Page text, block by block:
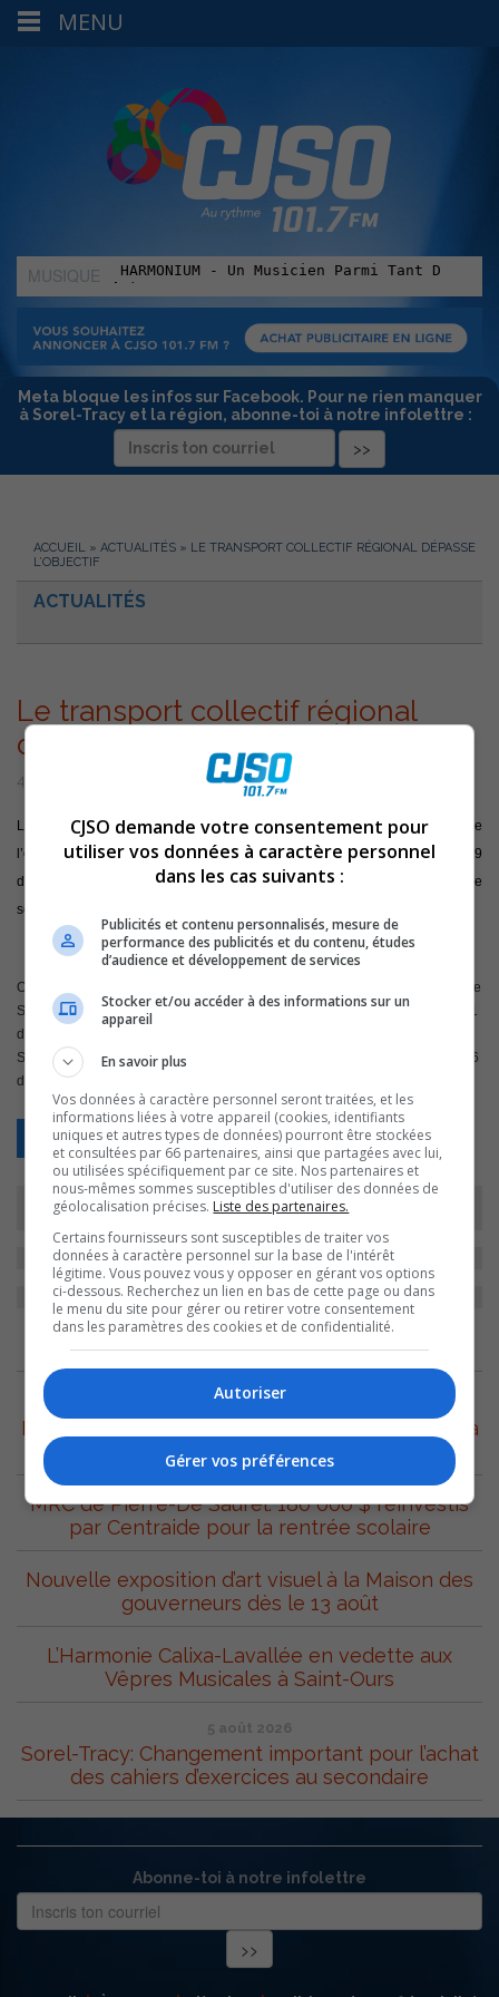
MUSIQUE
:
Meta bloque les infos sur Facebook. Pour ne rien manquer
à Sorel-Tracy et la région, abonne-toi à notre infolettre :
ACCUEIL » ACTUALITÉS » LE TRANSPORT COLLECTIF RÉGIONAL DÉPASSE
L’OBJECTIF
ACTUALITÉS
Le transport collectif régional
dépasse l’objectif
4 février 2014 | Par Équipe CJSO
Le transport collectif régional de la MRC de Pierre-De Saurel, dépasse
l’objectif fixé qui était de 1 125 transports. Le service enregistre 1 239
déplacements entre août et décembre dernier, soit cinq mois d’existence
seulement.
On compte 305 transports courants : 44 de Massueville pour 14,43 % – 2 de
Saint-David pour 0,66 % – 47 de Sainte-Anne-de-Sorel pour 15,41 % – 71
de Saint-Ours pour 23,28 % – 6 de Saint-Robert pour 1,97 % – 19 de
Saint-Roch-de-Richelieu pour 6,23 % – 7 de Sorel-Tracy pour 2,30 % – 56
de Sainte-Victoire-de-Sorel pour 18,36 % et 53 de Yamaska pour 17,38 %.
Retour
6 août 2026
Le Festival Western de Saint-Robert prépare sa
27e édition avec un vent de jeunesse
MRC de Pierre-De Saurel: 180 000 $ réinvestis
par Centraide pour la rentrée scolaire
Nouvelle exposition d’art visuel à la Maison des
gouverneurs dès le 13 août
L’Harmonie Calixa-Lavallée en vedette aux
Vêpres Musicales à Saint-Ours
5 août 2026
Sorel-Tracy: Changement important pour l’achat
des cahiers d’exercices au secondaire
Abonne-toi à notre infolettre
MENU
CJSO demande votre consentement pour
utiliser vos données à caractère personnel
dans les cas suivants :
Publicités et contenu personnalisés, mesure de
performance des publicités et du contenu, études
d’audience et développement de services
Stocker et/ou accéder à des informations sur un
appareil
En savoir plus
Vos données à caractère personnel seront traitées, et les
informations liées à votre appareil (cookies, identifiants
uniques et autres types de données) pourront être stockées
et consultées par 66 partenaires, ainsi que partagées avec lui,
ou utilisées spécifiquement par ce site. Nos partenaires et
nous-mêmes sommes susceptibles d'utiliser des données de
géolocalisation précises. Liste des partenaires.
Certains fournisseurs sont susceptibles de traiter vos
données à caractère personnel sur la base de l'intérêt
légitime. Vous pouvez vous y opposer en gérant vos options
ci-dessous. Recherchez un lien en bas de cette page ou dans
le menu du site pour gérer ou retirer votre consentement
dans les paramètres des cookies et de confidentialité.
Autoriser
Gérer vos préférences